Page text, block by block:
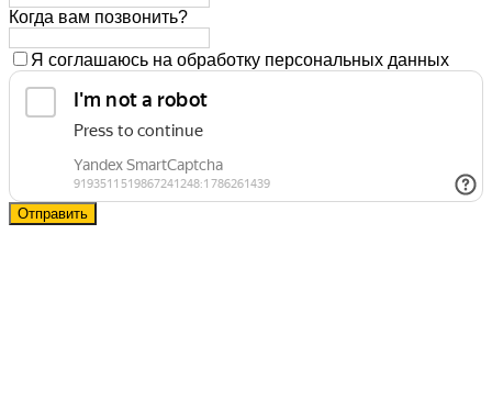
Когда вам позвонить?
Я соглашаюсь на обработку персональных данных